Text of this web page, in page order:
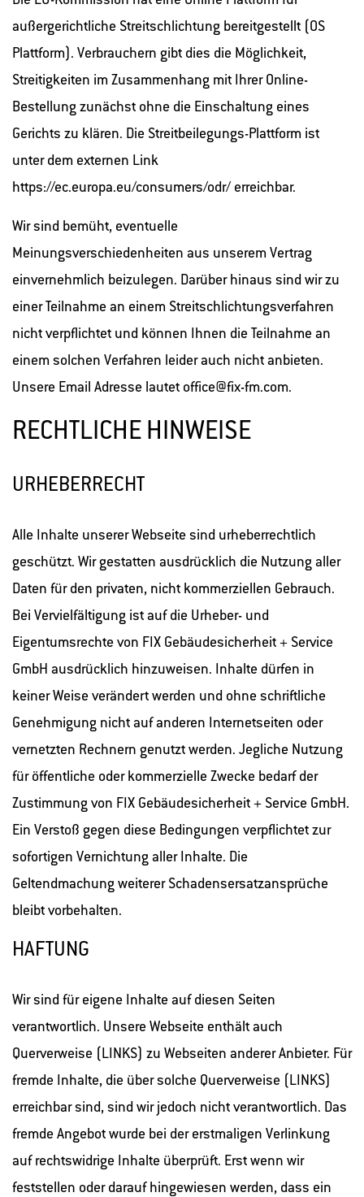
außergerichtliche Streitschlichtung bereitgestellt (OS
Plattform). Verbrauchern gibt dies die Möglichkeit,
Streitigkeiten im Zusammenhang mit Ihrer Online-
Bestellung zunächst ohne die Einschaltung eines
Gerichts zu klären. Die Streitbeilegungs-Plattform ist
unter dem externen Link
https://ec.europa.eu/consumers/odr/ erreichbar.
Wir sind bemüht, eventuelle
Meinungsverschiedenheiten aus unserem Vertrag
einvernehmlich beizulegen. Darüber hinaus sind wir zu
einer Teilnahme an einem Streitschlichtungsverfahren
nicht verpflichtet und können Ihnen die Teilnahme an
einem solchen Verfahren leider auch nicht anbieten.
Unsere Email Adresse lautet office@fix-fm.com.
RECHTLICHE HINWEISE
URHEBERRECHT
Alle Inhalte unserer Webseite sind urheberrechtlich
geschützt. Wir gestatten ausdrücklich die Nutzung aller
Daten für den privaten, nicht kommerziellen Gebrauch.
Bei Vervielfältigung ist auf die Urheber- und
Eigentumsrechte von FIX Gebäudesicherheit + Service
GmbH ausdrücklich hinzuweisen. Inhalte dürfen in
keiner Weise verändert werden und ohne schriftliche
Genehmigung nicht auf anderen Internetseiten oder
vernetzten Rechnern genutzt werden. Jegliche Nutzung
für öffentliche oder kommerzielle Zwecke bedarf der
Zustimmung von FIX Gebäudesicherheit + Service GmbH.
Ein Verstoß gegen diese Bedingungen verpflichtet zur
sofortigen Vernichtung aller Inhalte. Die
Geltendmachung weiterer Schadensersatzansprüche
bleibt vorbehalten.
HAFTUNG
Wir sind für eigene Inhalte auf diesen Seiten
verantwortlich. Unsere Webseite enthält auch
Querverweise (LINKS) zu Webseiten anderer Anbieter. Für
fremde Inhalte, die über solche Querverweise (LINKS)
erreichbar sind, sind wir jedoch nicht verantwortlich. Das
fremde Angebot wurde bei der erstmaligen Verlinkung
auf rechtswidrige Inhalte überprüft. Erst wenn wir
feststellen oder darauf hingewiesen werden, dass ein